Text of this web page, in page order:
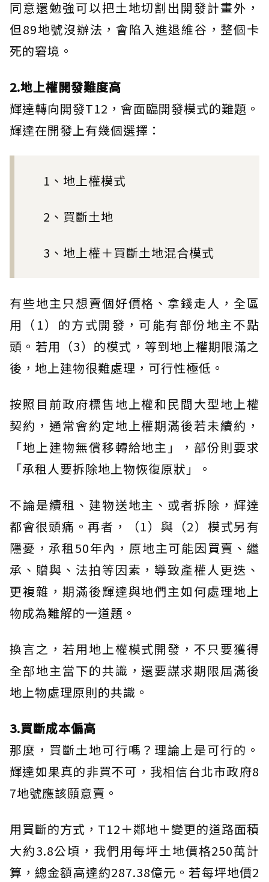
同意還勉強可以把土地切割出開發計畫外，
但89地號沒辦法，會陷入進退維谷，整個卡
死的窘境。
2.地上權開發難度高
輝達轉向開發T12，會面臨開發模式的難題。
輝達在開發上有幾個選擇：
1、地上權模式
2、買斷土地
3、地上權＋買斷土地混合模式
有些地主只想賣個好價格、拿錢走人，全區
用（1）的方式開發，可能有部份地主不點
頭。若用（3）的模式，等到地上權期限滿之
後，地上建物很難處理，可行性極低。
按照目前政府標售地上權和民間大型地上權
契約，通常會約定地上權期滿後若未續約，
「地上建物無償移轉給地主」，部份則要求
「承租人要拆除地上物恢復原狀」。
不論是續租、建物送地主、或者拆除，輝達
都會很頭痛。再者，（1）與（2）模式另有
隱憂，承租50年內，原地主可能因買賣、繼
承、贈與、法拍等因素，導致產權人更迭、
更複雜，期滿後輝達與地們主如何處理地上
物成為難解的一道題。
換言之，若用地上權模式開發，不只要獲得
全部地主當下的共識，還要謀求期限屆滿後
地上物處理原則的共識。
3.買斷成本偏高
那麼，買斷土地可行嗎？理論上是可行的。
輝達如果真的非買不可，我相信台北市政府8
7地號應該願意賣。
用買斷的方式，T12＋鄰地＋變更的道路面積
大約3.8公頃，我們用每坪土地價格250萬計
算，總金額高達約287.38億元。若每坪地價2